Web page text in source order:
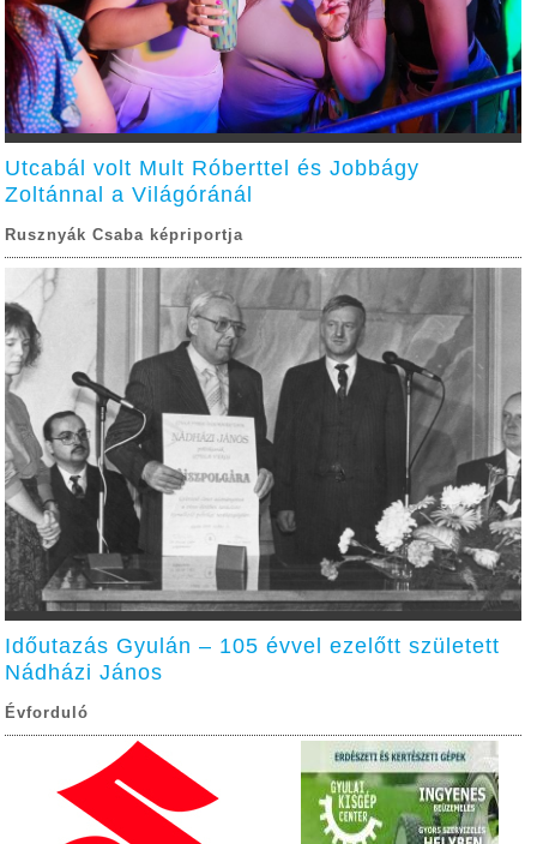
Utcabál volt Mult Róberttel és Jobbágy
Zoltánnal a Világóránál
Rusznyák Csaba képriportja
Időutazás Gyulán – 105 évvel ezelőtt született
Nádházi János
Évforduló